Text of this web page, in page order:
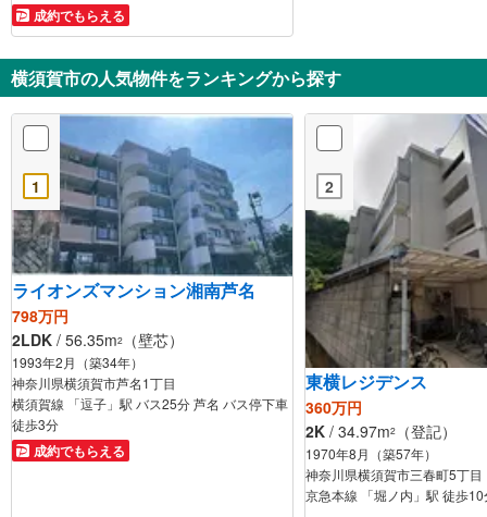
成約でもらえる
横須賀市の人気物件をランキングから探す
1
ライオンズマンション湘南芦名
798万円
2LDK / 56.35m2 （壁芯）
1993年2月（築34年）
神奈川県横須賀市芦名1丁目
横須賀線 「逗子」駅 バス25分 芦名 バス停下車
徒歩3分
成約でもらえる
2
東横レジデンス
360万円
2K / 34.97m2 （登記）
1970年8月（築57年）
神奈川県横須賀市三春町5丁目
京急本線 「堀ノ内」駅 徒歩10